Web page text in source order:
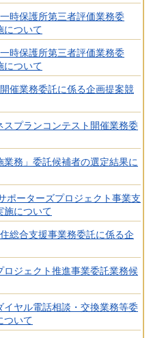
時保護所第三者評価業務委
について
時保護所第三者評価業務委
について
催業務委託に係る企画提案競
スプランコンテスト開催業務委
業務」委託候補者の選定結果に
ポーターズプロジェクト事業支
施について
総合支援事業務委託に係る企
ジェクト推進事業委託業務候
イヤル電話相談・交換業務等委
ついて